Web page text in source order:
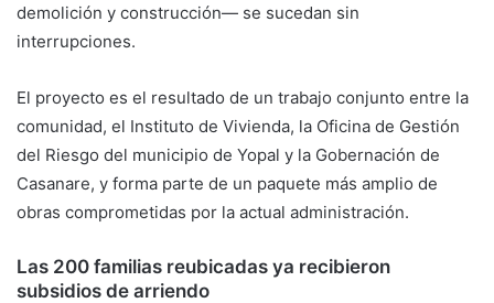
demolición y construcción— se sucedan sin
interrupciones.
El proyecto es el resultado de un trabajo conjunto entre la
comunidad, el Instituto de Vivienda, la Oficina de Gestión
del Riesgo del municipio de Yopal y la Gobernación de
Casanare, y forma parte de un paquete más amplio de
obras comprometidas por la actual administración.
Las 200 familias reubicadas ya recibieron
subsidios de arriendo